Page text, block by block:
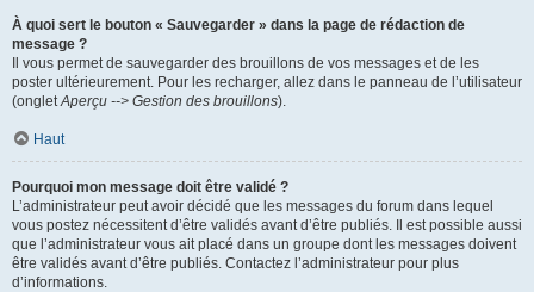
À quoi sert le bouton « Sauvegarder » dans la page de rédaction de
message ?
Il vous permet de sauvegarder des brouillons de vos messages et de les
poster ultérieurement. Pour les recharger, allez dans le panneau de l’utilisateur
(ongletAperçu --> Gestion des brouillons).
Haut
Pourquoi mon message doit être validé ?
L’administrateur peut avoir décidé que les messages du forum dans lequel
vous postez nécessitent d’être validés avant d’être publiés. Il est possible aussi
que l’administrateur vous ait placé dans un groupe dont les messages doivent
être validés avant d’être publiés. Contactez l’administrateur pour plus
d’informations.